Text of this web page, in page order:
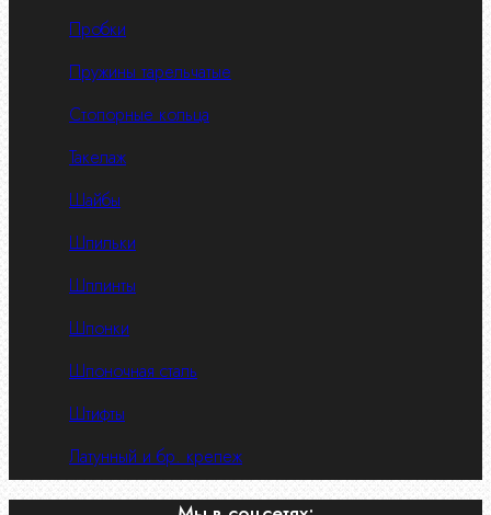
Пробки
Пружины тарельчатые
Стопорные кольца
Такелаж
Шайбы
Шпильки
Шплинты
Шпонки
Шпоночная сталь
Штифты
Латунный и бр. крепеж